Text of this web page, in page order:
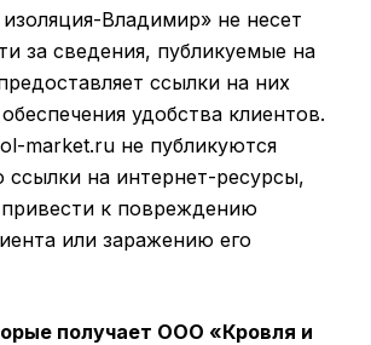
Владимир» не несет
за сведения, публикуемые на
ссылки на них
удобства клиентов.
market.ru не публикуются
ссылки на интернет-ресурсы,
к повреждению
или заражению его
получает ООО «Кровля и